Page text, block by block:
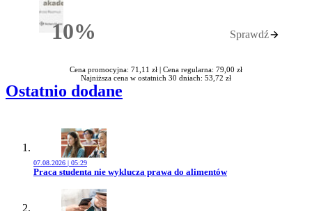
10%Rabatu Sprawdź
Cena promocyjna: 71,11 zł | Cena regularna: 79,00 zł
Najniższa cena w ostatnich 30 dniach: 53,72 zł
Ostatnio dodane
07.08.2026 | 05:29
Przejdź do artykułu:
Praca studenta nie wyklucza prawa do alimentów